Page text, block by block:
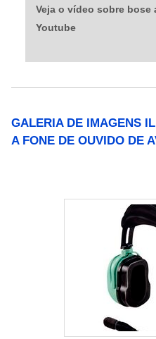
Veja o vídeo sobre bose
Youtube
GALERIA DE IMAGENS
A FONE DE OUVIDO DE